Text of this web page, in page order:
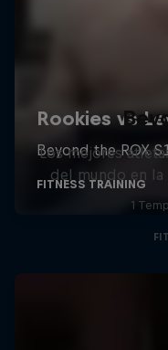
Los mejores
del mundo en la
1